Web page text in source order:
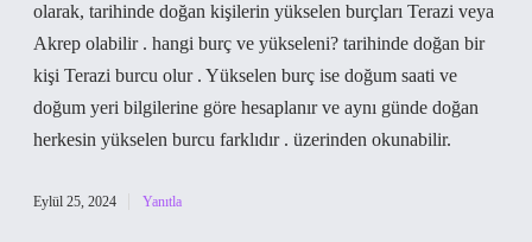
olarak, tarihinde doğan kişilerin yükselen burçları Terazi veya
Akrep olabilir . hangi burç ve yükseleni? tarihinde doğan bir
kişi Terazi burcu olur . Yükselen burç ise doğum saati ve
doğum yeri bilgilerine göre hesaplanır ve aynı günde doğan
herkesin yükselen burcu farklıdır . üzerinden okunabilir.
Eylül 25, 2024 Yanıtla